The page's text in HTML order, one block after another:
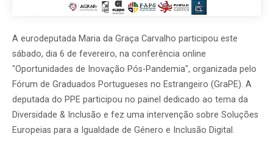
A eurodeputada Maria da Graça Carvalho participou este
sábado, dia 6 de fevereiro, na conferência online
"Oportunidades de Inovação Pós-Pandemia", organizada pelo
Fórum de Graduados Portugueses no Estrangeiro (GraPE). A
deputada do PPE participou no painel dedicado ao tema da
Diversidade & Inclusão e fez uma intervenção sobre Soluções
Europeias para a Igualdade de Género e Inclusão Digital.